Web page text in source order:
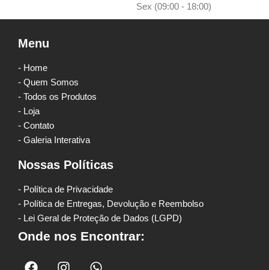
Sex (09:00 - 18:00)
Menu
- Home
- Quem Somos
- Todos os Produtos
- Loja
- Contato
- Galeria Interativa
Nossas Políticas
- Política de Privacidade
- Política de Entregas, Devolução e Reembolso
- Lei Geral de Proteção de Dados (LGPD)
Onde nos Encontrar: